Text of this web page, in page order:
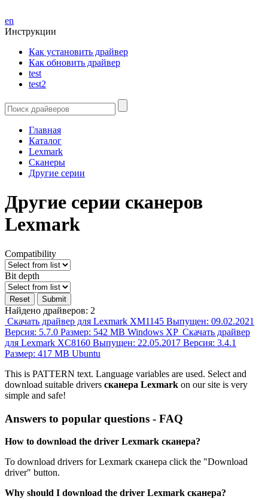
en
Инструкции
Как установить драйвер
Как обновить драйвер
test
test2
Главная
Каталог
Lexmark
Сканеры
Другие серии
Другие серии сканеров
Lexmark
Compatibility
Bit depth
Reset Submit
Найдено драйверов: 2
Скачать драйвер для Lexmark XM1145 Выпущен: 09.02.2021
Версия: 5.7.0 Размер: 542 MB Windows XP Скачать драйвер
для Lexmark XC8160 Выпущен: 22.05.2017 Версия: 3.4.1
Размер: 417 MB Ubuntu
This is PATTERN text. Language variables are used. Select and
download suitable drivers сканера Lexmark on our site is very
simple and safe!
Answers to popular questions - FAQ
How to download the driver Lexmark сканера?
To download drivers for Lexmark сканера click the "Download
driver" button.
Why should I download the driver Lexmark сканера?